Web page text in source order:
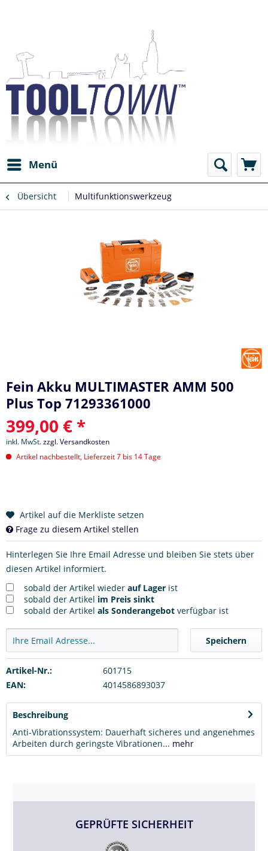
Menü
Übersicht Multifunktionswerkzeug
Fein Akku MULTIMASTER AMM 500
Plus Top 71293361000
399,00 € *
inkl. MwSt.zzgl. Versandkosten
Artikel nachbestellt, Lieferzeit 7 bis 14 Tage
Artikel auf die Merkliste setzen
Frage zu diesem Artikel stellen
Hinterlegen Sie Ihre Email Adresse und bleiben Sie stets über
diesen Artikel informiert.
sobald der Artikel wieder auf Lager ist
sobald der Artikel im Preis sinkt
sobald der Artikel als Sonderangebot verfügbar ist
Speichern
Artikel-Nr.:
601715
EAN:
4014586893037
Beschreibung
Anti-Vibrationssystem: Dauerhaft sicheres und angenehmes
Arbeiten durch geringste Vibrationen... mehr
GEPRÜFTE SICHERHEIT